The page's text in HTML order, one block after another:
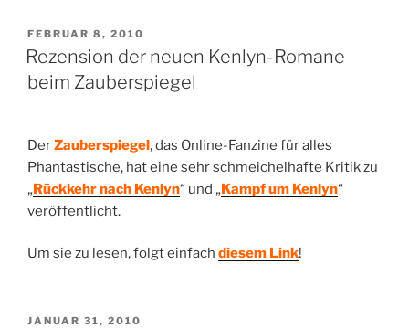
VERÖFFENTLICHT
AM
FEBRUAR 8, 2010
Rezension der neuen Kenlyn-Romane
beim Zauberspiegel
DerZauberspiegel, das Online-Fanzine für alles
Phantastische, hat eine sehr schmeichelhafte Kritik zu
„Rückkehr nach Kenlyn“ und „Kampf um Kenlyn“
veröffentlicht.
Um sie zu lesen, folgt einfach diesem Link!
VERÖFFENTLICHT
JANUAR 31, 2010